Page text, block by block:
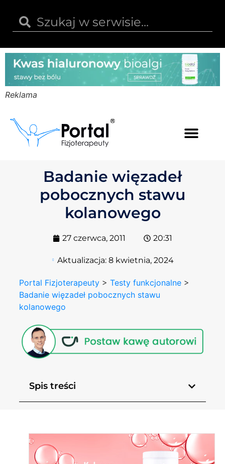
Reklama
Badanie więzadeł
pobocznych stawu
kolanowego
27 czerwca, 2011 20:31
Aktualizacja: 8 kwietnia, 2024
Portal Fizjoterapeuty >Testy funkcjonalne >
Badanie więzadeł pobocznych stawu
kolanowego
Spis treści